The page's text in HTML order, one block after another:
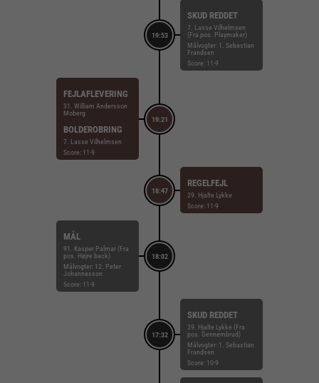
19:53
SKUD REDDET
7. Lasse Vilhelmsen
(Fra pos. Playmaker)
Målvogter: 1. Sebastian
Frandsen
Score: 11-9
19:21
FEJLAFLEVERING
31. William Andersson
Moberg
BOLDEROBRING
7. Lasse Vilhelmsen
Score: 11-9
18:47
REGELFEJL
29. Hjalte Lykke
Score: 11-9
18:02
MÅL
91. Kasper Palmar (Fra
pos. Højre back)
Målvogter: 12. Peter
Johannesson
Score: 11-9
17:32
SKUD REDDET
29. Hjalte Lykke (Fra
pos. Gennembrud)
Målvogter: 1. Sebastian
Frandsen
Score: 10-9